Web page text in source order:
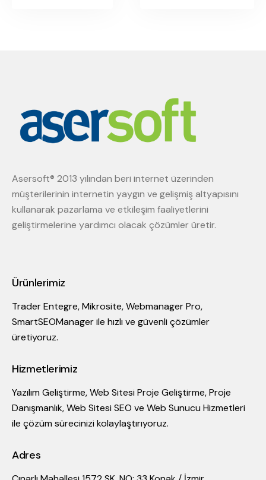
Asersoft® 2013 yılından beri internet üzerinden
müşterilerinin internetin yaygın ve gelişmiş altyapısını
kullanarak pazarlama ve etkileşim faaliyetlerini
geliştirmelerine yardımcı olacak çözümler üretir.
Ürünlerimiz
Trader Entegre, Mikrosite, Webmanager Pro,
SmartSEOManager ile hızlı ve güvenli çözümler
üretiyoruz.
Hizmetlerimiz
Yazılım Geliştirme, Web Sitesi Proje Geliştirme, Proje
Danışmanlık, Web Sitesi SEO ve Web Sunucu Hizmetleri
ile çözüm sürecinizi kolaylaştırıyoruz.
Adres